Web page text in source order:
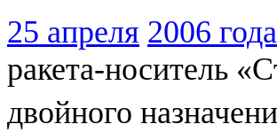
25 апреля 2006 года
ракета-носитель
двойного